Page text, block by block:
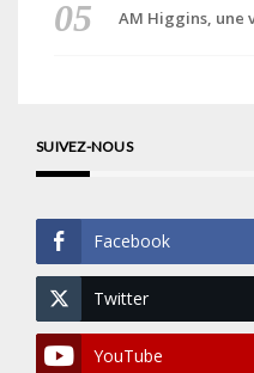
AM Higgins, une
SUIVEZ-NOUS
Facebook
Twitter
YouTube